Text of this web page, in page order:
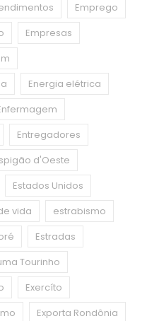
Emprego
Empresas
Energia elétrica
Entregadores
d'Oeste
Estados Unidos
vida
estrabismo
Estradas
Tourinho
Exercíto
Exporta Rondônia